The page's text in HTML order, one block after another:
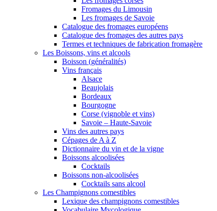
Fromages du Limousin
Les fromages de Savoie
Catalogue des fromages européens
Catalogue des fromages des autres pays
Termes et techniques de fabrication fromagère
Les Boissons, vins et alcools
Boisson (généralités)
Vins français
Alsace
Beaujolais
Bordeaux
Bourgogne
Corse (vignoble et vins)
Savoie – Haute-Savoie
Vins des autres pays
Cépages de A à Z
Dictionnaire du vin et de la vigne
Boissons alcoolisées
Cocktails
Boissons non-alcoolisées
Cocktails sans alcool
Les Champignons comestibles
Lexique des champignons comestibles